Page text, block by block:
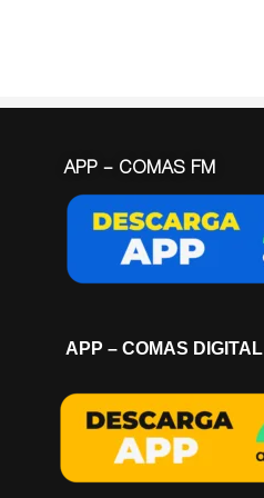
APP – COMAS FM
APP – COMAS DIGITAL